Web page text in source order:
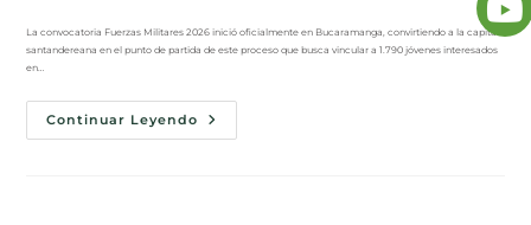
La convocatoria Fuerzas Militares 2026 inició oficialmente en Bucaramanga, convirtiendo a la capital
santandereana en el punto de partida de este proceso que busca vincular a 1.790 jóvenes interesados
en…
Continuar Leyendo